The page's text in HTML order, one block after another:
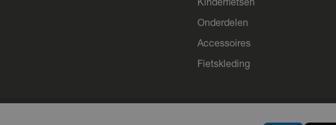
Kinderfietsen
Onderdelen
Accessoires
Fietskleding